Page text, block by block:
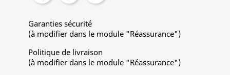
Garanties sécurité
(à modifier dans le module "Réassurance")
Politique de livraison
(à modifier dans le module "Réassurance")